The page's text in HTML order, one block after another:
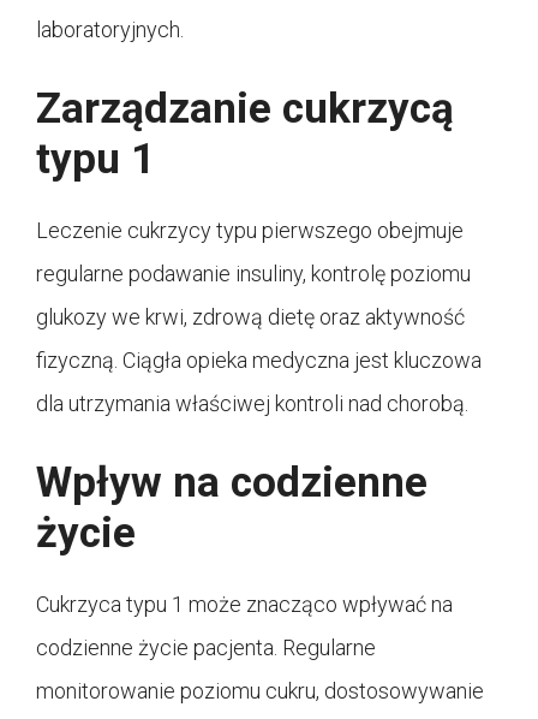
laboratoryjnych.
Zarządzanie cukrzycą
typu 1
Leczenie cukrzycy typu pierwszego obejmuje
regularne podawanie insuliny, kontrolę poziomu
glukozy we krwi, zdrową dietę oraz aktywność
fizyczną. Ciągła opieka medyczna jest kluczowa
dla utrzymania właściwej kontroli nad chorobą.
Wpływ na codzienne
życie
Cukrzyca typu 1 może znacząco wpływać na
codzienne życie pacjenta. Regularne
monitorowanie poziomu cukru, dostosowywanie